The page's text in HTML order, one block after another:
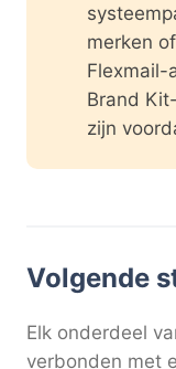
merken
Flexmail-
Brand
zijn
Volgende
Elk onderdeel
verbonden met